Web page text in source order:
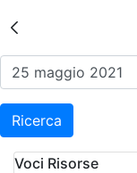
Risultati
Ricerca
Voci Risorse